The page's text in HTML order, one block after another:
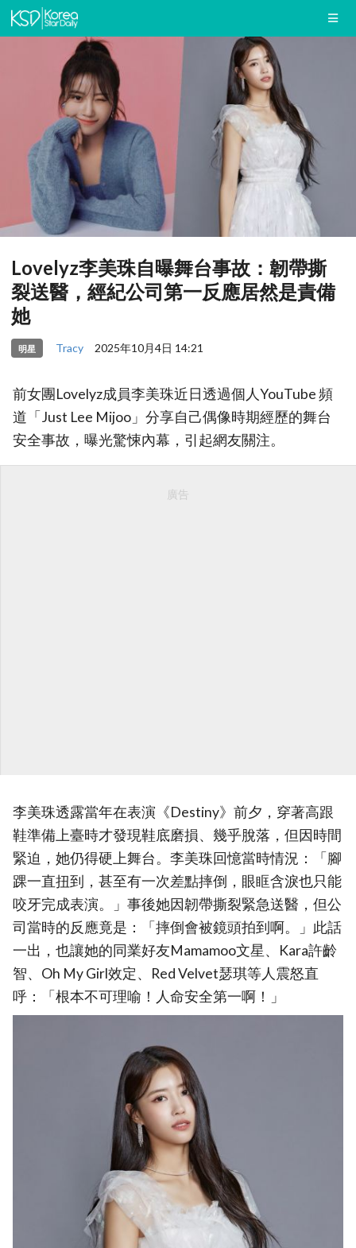
Lovelyz李美珠自曝舞台事故：韌帶撕
裂送醫，經紀公司第一反應居然是責備
她
明星 Tracy 2025年10月4日 14:21
前女團Lovelyz成員李美珠近日透過個人YouTube 頻
道「Just Lee Mijoo」分享自己偶像時期經歷的舞台
安全事故，曝光驚悚內幕，引起網友關注。
廣告
李美珠透露當年在表演《Destiny》前夕，穿著高跟
鞋準備上臺時才發現鞋底磨損、幾乎脫落，但因時間
緊迫，她仍得硬上舞台。李美珠回憶當時情況：「腳
踝一直扭到，甚至有一次差點摔倒，眼眶含淚也只能
咬牙完成表演。」事後她因韌帶撕裂緊急送醫，但公
司當時的反應竟是：「摔倒會被鏡頭拍到啊。」此話
一出，也讓她的同業好友Mamamoo文星、Kara許齡
智、Oh My Girl效定、Red Velvet瑟琪等人震怒直
呼：「根本不可理喻！人命安全第一啊！」